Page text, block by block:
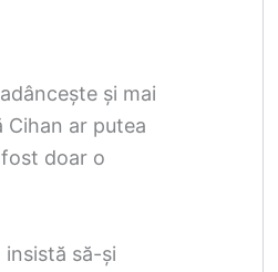
și mai
Cihan ar putea
doar o
să-și